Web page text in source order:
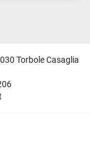
Torbole Casaglia